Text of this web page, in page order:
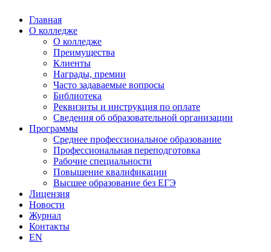
Главная
О колледже
О колледже
Преимущества
Клиенты
Награды, премии
Часто задаваемые вопросы
Библиотека
Реквизиты и инструкция по оплате
Сведения об образовательной организации
Программы
Среднее профессиональное образование
Профессиональная переподготовка
Рабочие специальности
Повышение квалификации
Высшее образование без ЕГЭ
Лицензия
Новости
Журнал
Контакты
EN